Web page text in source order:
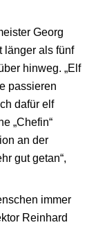
Georg
länger als fünf
hinweg. „Elf
passieren
dafür elf
„Chefin“
an der
gut getan“,
immer
Reinhard